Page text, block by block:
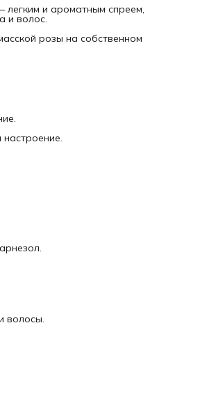
наружного применения.
попадания в глаза, на слизистые оболочки и
легким и ароматным спреем,
и волос.
розы на собственном
волосы.